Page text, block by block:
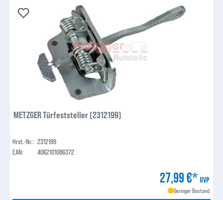
METZGER Türfeststeller (2312199)
Hrst.-Nr.: 2312199
EAN:
4062101086372
27,99 €* UVP
Geringer Bestand